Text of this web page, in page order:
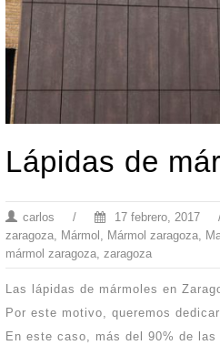
Lápidas de
carlos / 17 febrero, 2017
zaragoza, Mármol , Mármol zaragoza,
mármol zaragoza, zaragoza
Las lápidas de mármoles en
Por este motivo, queremos
En este caso, más del 90% de